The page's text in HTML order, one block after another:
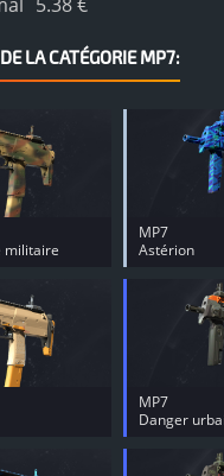
LA CATÉGORIE MP7:
militaire
MP7
Astérion
MP7
Danger